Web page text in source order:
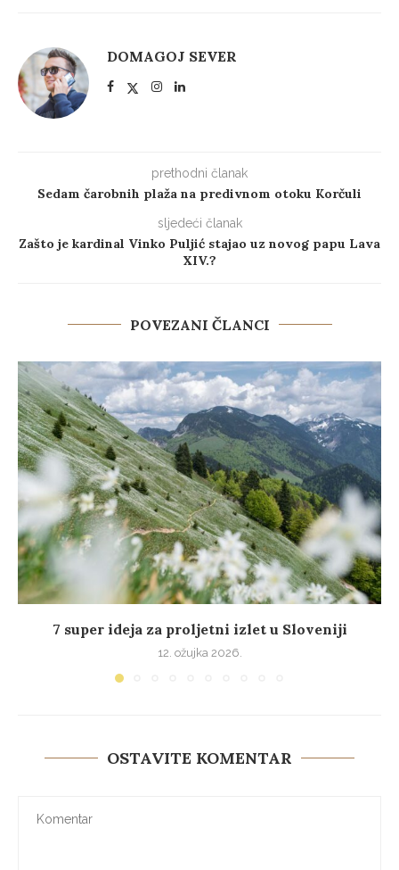
DOMAGOJ SEVER
prethodni članak
Sedam čarobnih plaža na predivnom otoku Korčuli
sljedeći članak
Zašto je kardinal Vinko Puljić stajao uz novog papu Lava
XIV.?
POVEZANI ČLANCI
7 super ideja za proljetni izlet u Sloveniji
12. ožujka 2026.
OSTAVITE KOMENTAR